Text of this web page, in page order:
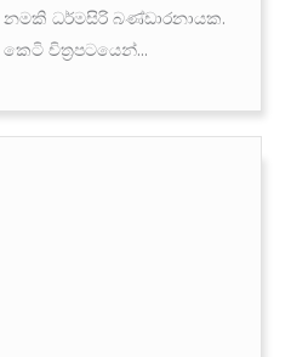
ධර්මසිරි බණ්ඩාරනායක.
චිත්‍රපටයෙන්...